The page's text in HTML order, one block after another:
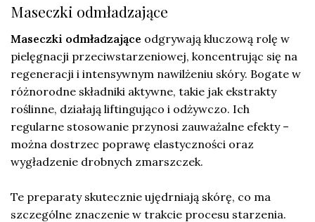
Maseczki odmładzające
Maseczki odmładzające odgrywają kluczową rolę w
pielęgnacji przeciwstarzeniowej, koncentrując się na
regeneracji i intensywnym nawilżeniu skóry. Bogate w
różnorodne składniki aktywne, takie jak ekstrakty
roślinne, działają liftingująco i odżywczo. Ich
regularne stosowanie przynosi zauważalne efekty –
można dostrzec poprawę elastyczności oraz
wygładzenie drobnych zmarszczek.
Te preparaty skutecznie ujędrniają skórę, co ma
szczególne znaczenie w trakcie procesu starzenia.